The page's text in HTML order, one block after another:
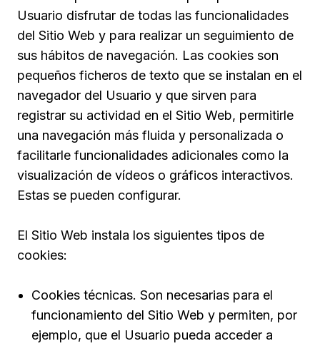
Usuario disfrutar de todas las funcionalidades
del Sitio Web y para realizar un seguimiento de
sus hábitos de navegación. Las cookies son
pequeños ficheros de texto que se instalan en el
navegador del Usuario y que sirven para
registrar su actividad en el Sitio Web, permitirle
una navegación más fluida y personalizada o
facilitarle funcionalidades adicionales como la
visualización de vídeos o gráficos interactivos.
Estas se pueden configurar.
El Sitio Web instala los siguientes tipos de
cookies:
Cookies técnicas. Son necesarias para el
funcionamiento del Sitio Web y permiten, por
ejemplo, que el Usuario pueda acceder a